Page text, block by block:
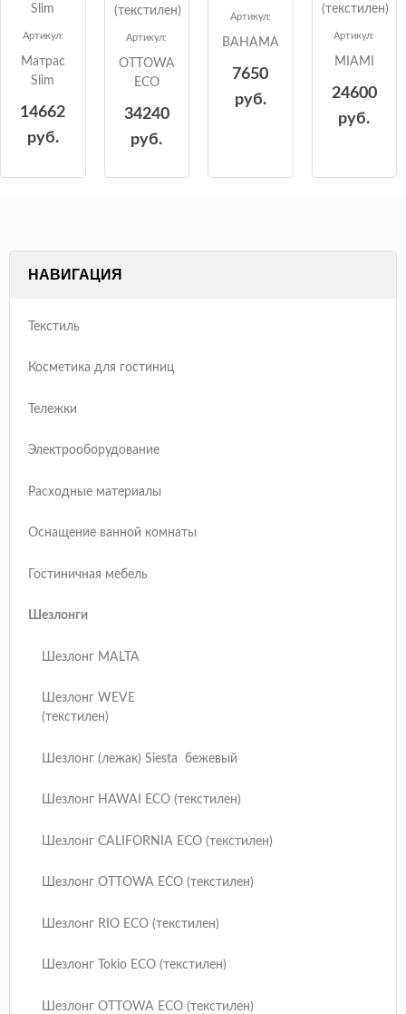
Slim
Артикул:
Матрас
Slim
14662
руб.
(текстилен)
Артикул:
OTTOWA
ECO
34240
руб.
Артикул:
BAHAMA
7650
руб.
(текстилен)
Артикул:
MIAMI
24600
руб.
НАВИГАЦИЯ
Текстиль
Косметика для гостиниц
Тележки
Электрооборудование
Расходные материалы
Оснащение ванной комнаты
Гостиничная мебель
Шезлонги
Шезлонг MALTA
Шезлонг WEVE
(текстилен)
Шезлонг (лежак) Siesta бежевый
Шезлонг HAWAI ECO (текстилен)
Шезлонг CALIFORNIA ECO (текстилен)
Шезлонг OTTOWA ECO (текстилен)
Шезлонг RIO ECO (текстилен)
Шезлонг Tokio ECO (текстилен)
Шезлонг OTTOWA ECO (текстилен)